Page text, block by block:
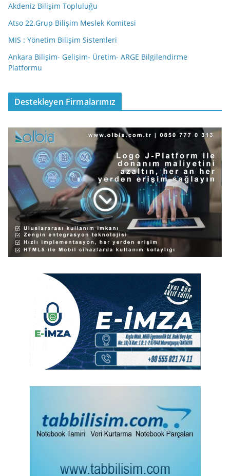
Akdeniz Bilişim Topluluğu
Atso 22.Grup Bilişim Meslek Komitesi
MIS : Yönetim Bilişim Sistemleri
Ankara Bilişim- Gelişim- Üretim- ARGE Bilgilendirme
Platformu
Destekleyen Firmalarımız